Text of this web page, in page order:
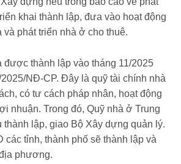
khai thành lập, đưa vào hoạt động
phát triển nhà ở cho thuê.
được thành lập vào tháng 11/2025
NĐ-CP. Đây là quỹ tài chính nhà
có tư cách pháp nhân, hoạt động
nhuận. Trong đó, Quỹ nhà ở Trung
lập, giao Bộ Xây dựng quản lý.
các tỉnh, thành phố sẽ thành lập và
phương.